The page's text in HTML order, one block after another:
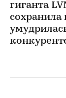
гиганта
сохранила